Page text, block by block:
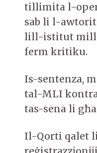
tillimita l-
sab li l-
lill-istitut milli
ferm kritiku.
Is-sentenza,
tal-MLI
tas-sena li
Il-Qorti qalet